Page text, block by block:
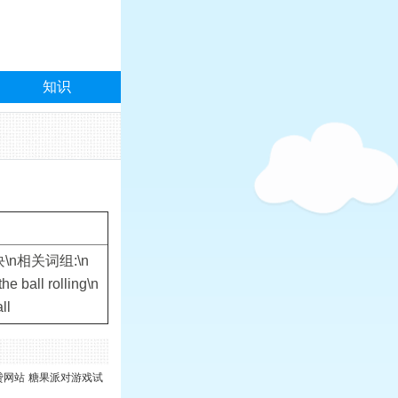
知识
\n相关词组:\n
ball rolling\n
网站 糖果派对游戏试